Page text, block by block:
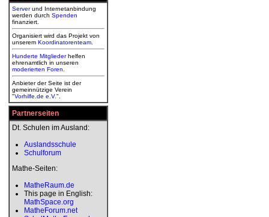
Serverund Internetanbindung
werden durch Spenden
finanziert.
Organisiert wird das Projekt von
unserem Koordinatorenteam
Hunderte Mitgliederhelfen
ehrenamtlich in unseren
moderierten Foren
Anbieter der Seite ist der
gemeinnützige Verein
"Vorhilfe.de e.V.".
Partnerseiten
Dt. Schulen im Ausland:
Auslandsschule
Schulforum
Mathe-Seiten:
MatheRaum.de
This page in English:
MathSpace.org
MatheForum.net